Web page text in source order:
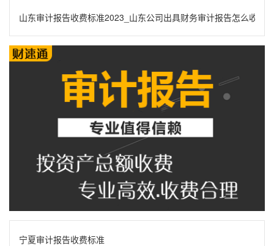
山东审计报告收费标准2023_山东公司出具财务审计报告怎么收费用
宁夏审计报告收费标准